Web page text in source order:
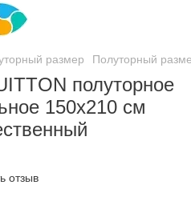
размер Полуторный
полуторное
150х210 см
отзыв